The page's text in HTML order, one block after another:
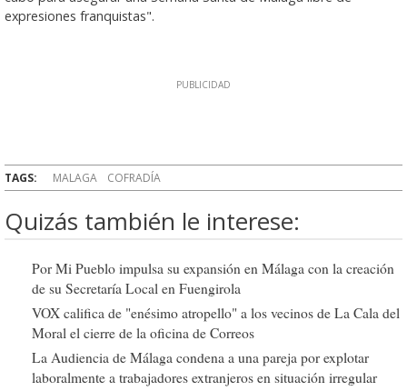
expresiones franquistas".
TAGS: MALAGA COFRADÍA
Quizás también le interese:
Por Mi Pueblo impulsa su expansión en Málaga con la creación
de su Secretaría Local en Fuengirola
VOX califica de "enésimo atropello" a los vecinos de La Cala del
Moral el cierre de la oficina de Correos
La Audiencia de Málaga condena a una pareja por explotar
laboralmente a trabajadores extranjeros en situación irregular